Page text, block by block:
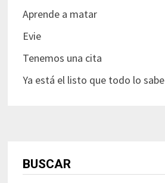
Aprende a matar
Evie
Tenemos una cita
Ya está el listo que todo lo sabe
BUSCAR